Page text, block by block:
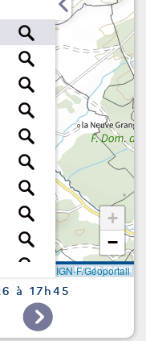
+
−
IGN-F/Géoportail
à 17h45